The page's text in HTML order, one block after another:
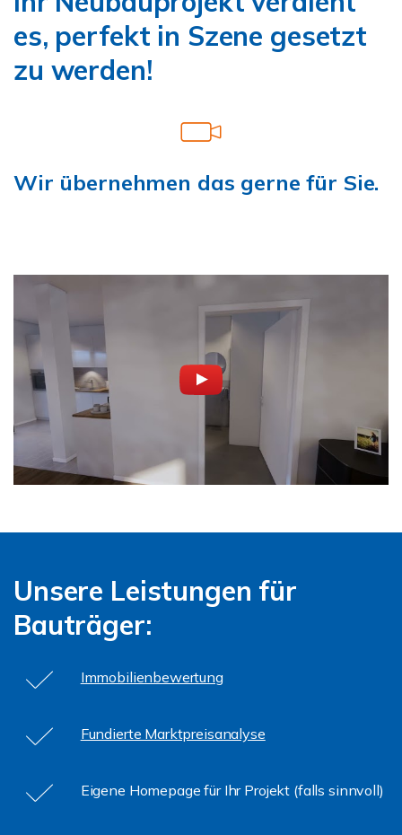
es, perfekt in Szene gesetzt
zu werden!
Wir übernehmen das gerne für Sie.
Unsere Leistungen für
Bauträger:
Immobilienbewertung
Fundierte Marktpreisanalyse
Eigene Homepage für Ihr Projekt (falls sinnvoll)